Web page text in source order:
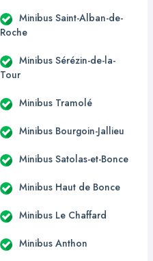
Minibus Saint-Alban-de-
Roche
Minibus Sérézin-de-la-
Tour
Minibus Tramolé
Minibus Bourgoin-Jallieu
Minibus Satolas-et-Bonce
Minibus Haut de Bonce
Minibus Le Chaffard
Minibus Anthon